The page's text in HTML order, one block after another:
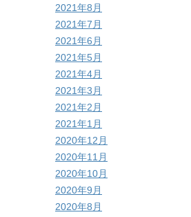
2021年8月
2021年7月
2021年6月
2021年5月
2021年4月
2021年3月
2021年2月
2021年1月
2020年12月
2020年11月
2020年10月
2020年9月
2020年8月